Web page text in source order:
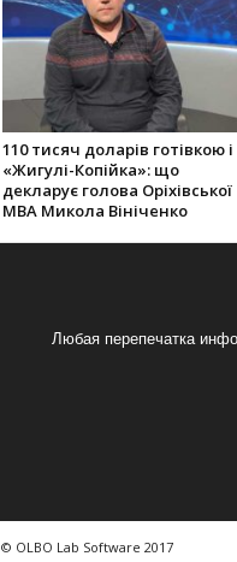
110 тисяч доларів готівкою і
«Жигулі-Копійка»: що
декларує голова Оріхівської
МВА Микола Вініченко
Любая перепечатка
© OLBO Lab Software 2017